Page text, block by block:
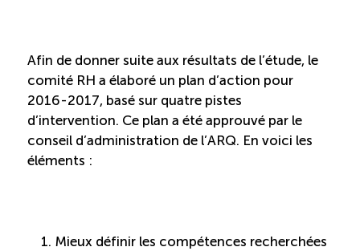
Afin de donner suite aux résultats de l’étude, le
comité RH a élaboré un plan d’action pour
2016-2017, basé sur quatre pistes
d’intervention. Ce plan a été approuvé par le
conseil d’administration de l’ARQ. En voici les
éléments :
Mieux définir les compétences recherchées